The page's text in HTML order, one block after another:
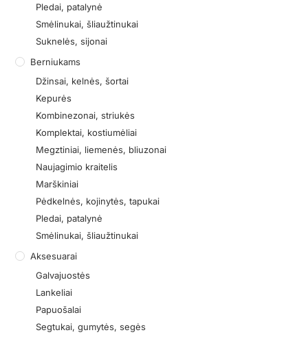
Pledai, patalynė
Smėlinukai, šliaužtinukai
Suknelės, sijonai
Berniukams
Džinsai, kelnės, šortai
Kepurės
Kombinezonai, striukės
Komplektai, kostiumėliai
Megztiniai, liemenės, bliuzonai
Naujagimio kraitelis
Marškiniai
Pėdkelnės, kojinytės, tapukai
Pledai, patalynė
Smėlinukai, šliaužtinukai
Aksesuarai
Galvajuostės
Lankeliai
Papuošalai
Segtukai, gumytės, segės